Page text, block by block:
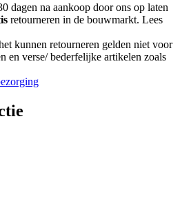
dagen na aankoop door ons op laten
retourneren in de bouwmarkt. Lees
kunnen retourneren gelden niet voor
en verse/ bederfelijke artikelen zoals